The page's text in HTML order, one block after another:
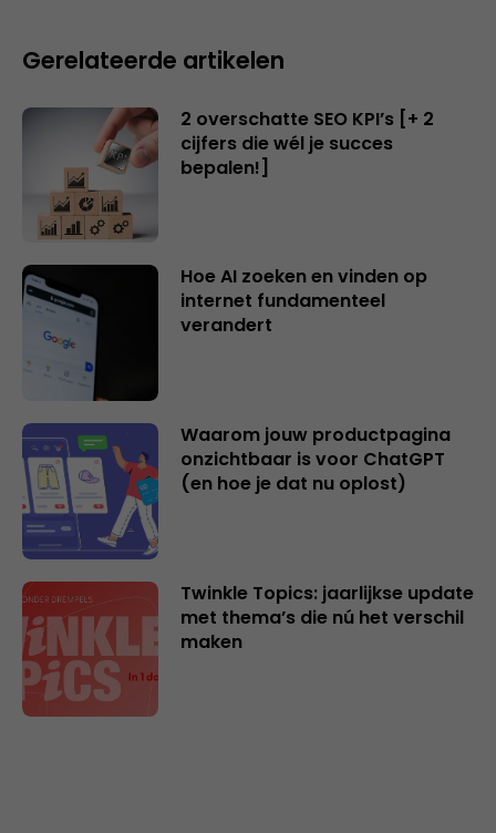
Gerelateerde artikelen
2 overschatte SEO KPI’s [+ 2
cijfers die wél je succes
bepalen!]
Hoe AI zoeken en vinden op
internet fundamenteel
verandert
Waarom jouw productpagina
onzichtbaar is voor ChatGPT
(en hoe je dat nu oplost)
Twinkle Topics: jaarlijkse update
met thema’s die nú het verschil
maken